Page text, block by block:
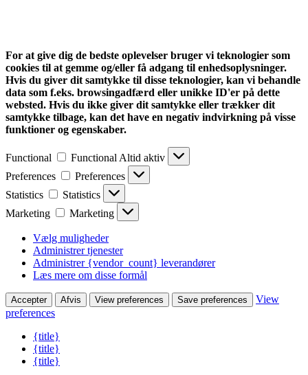
For at give dig de bedste oplevelser bruger vi teknologier som
cookies til at gemme og/eller få adgang til enhedsoplysninger.
Hvis du giver dit samtykke til disse teknologier, kan vi behandle
data som f.eks. browsingadfærd eller unikke ID'er på dette
websted. Hvis du ikke giver dit samtykke eller trækker dit
samtykke tilbage, kan det have en negativ indvirkning på visse
funktioner og egenskaber.
Functional FunctionalAltid aktiv
Preferences
Preferences
Statistics
Statistics
Marketing
Marketing
Vælg muligheder
Administrer tjenester
Administrer {vendor_count} leverandører
Læs mere om disse formål
Accepter Afvis View preferences Save preferences
View
preferences
{title}
{title}
{title}